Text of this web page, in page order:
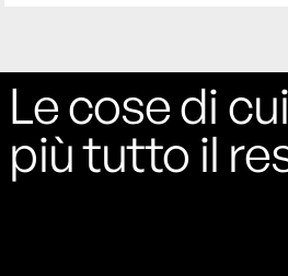
Le cose di
più tutto il